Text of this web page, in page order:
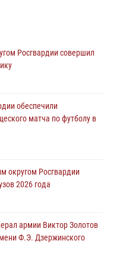
области
пистолетом
ликвидирована
мужчин, устроивших
Росгвардии совершил
обеспечили
матча по футболу в
округом Росгвардии
2026 года
армии Виктор Золотов
Ф.Э. Дзержинского